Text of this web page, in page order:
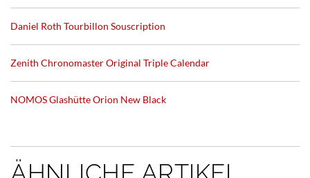
Daniel Roth Tourbillon Souscription
Zenith Chronomaster Original Triple Calendar
NOMOS Glashütte Orion New Black